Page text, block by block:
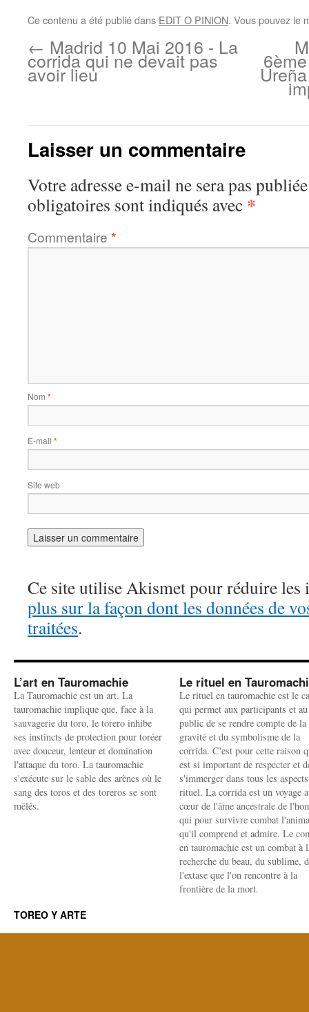
Ce contenu a été publié dans EDIT O PINION. Vous pouvez le
← Madrid 10 Mai 2016 - La
corrida qui ne devait pas
avoir lieu
Laisser un commentaire
Votre adresse e-mail ne sera pas
obligatoires sont indiqués avec *
Commentaire *
Nom *
E-mail *
Site web
Ce site utilise Akismet pour réduire les
plus sur la façon dont les données de
traitées.
L’art en Tauromachie
La Tauromachie est un art. La
tauromachie implique que, face à la
sauvagerie du toro, le torero inhibe
ses instincts de protection pour toréer
avec douceur, lenteur et domination
l'attaque du toro. La tauromachie
s'exécute sur le sable des arènes où le
sang des toros et des toreros se sont
mêlés.
Le rituel en
Le rituel en tauromachie est le
qui permet aux participants et au
public de se rendre compte de la
gravité et du symbolisme de la
corrida. C'est pour cette raison
est si important de respecter et
s'immerger dans tous les
rituel. La corrida est un voyage
cœur de l'âme ancestrale de
qui pour survivre combat
qu'il comprend et admire. Le
en tauromachie est un combat à
recherche du beau, du sublime,
l'extase que l'on rencontre à la
frontière de la mort.
TOREO Y ARTE